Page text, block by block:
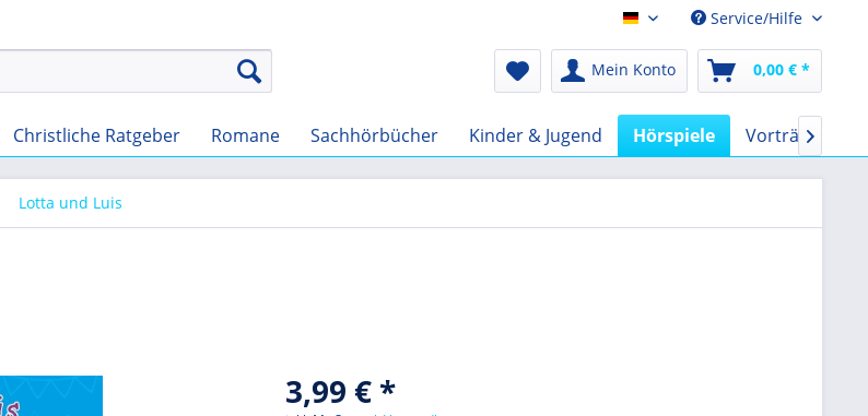
Audio-Book EURService/Hilfe
Mein Konto 0,00 € *
Christliche Ratgeber Romane Sachhörbücher Kinder & Jugend Hörspiele Vorträge

Lotta und Luis
3,99 € *